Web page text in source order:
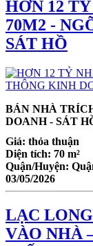
HƠN 12
70M2 -
SÁT HỒ
BÁN NHÀ
DOANH - SÁT
Giá: thỏa thuận
Diện tích: 70 m²
Quận/Huyện:
03/05/2026
LẠC
VÀO NHÀ